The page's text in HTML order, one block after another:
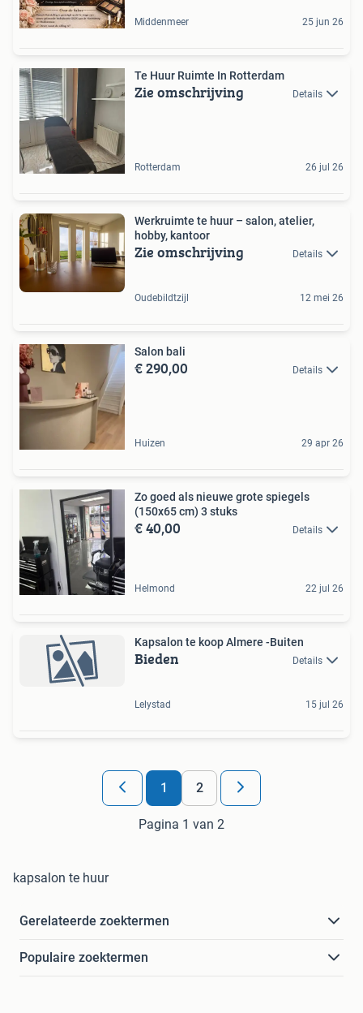
Middenmeer 25 jun 26
Te Huur Ruimte In Rotterdam
Zie omschrijving Details
Rotterdam 26 jul 26
Werkruimte te huur – salon, atelier,
hobby, kantoor
Zie omschrijving Details
Oudebildtzijl 12 mei 26
Salon bali
€ 290,00 Details
Huizen 29 apr 26
Zo goed als nieuwe grote spiegels
(150x65 cm) 3 stuks
€ 40,00 Details
Helmond 22 jul 26
Kapsalon te koop Almere -Buiten
Bieden Details
Lelystad 15 jul 26
1 2
Pagina 1 van 2
kapsalon te huur
Gerelateerde zoektermen
Populaire zoektermen